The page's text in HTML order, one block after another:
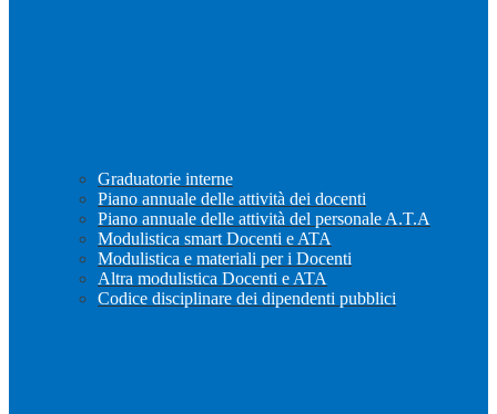
Graduatorie interne
Piano annuale delle attività dei docenti
Piano annuale delle attività del personale A.T.A
Modulistica smart Docenti e ATA
Modulistica e materiali per i Docenti
Altra modulistica Docenti e ATA
Codice disciplinare dei dipendenti pubblici